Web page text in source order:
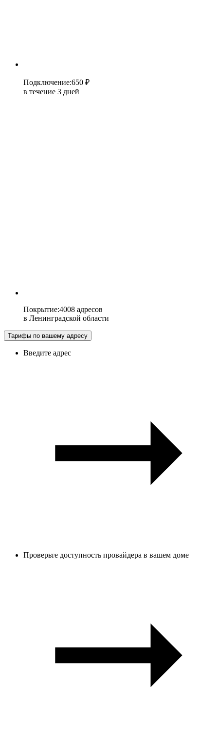
Подключение:650 ₽
в течение 3 дней
Покрытие:4008 адресов
в Ленинградской области
Тарифы по вашему адресу
Введите адрес
Проверьте доступность провайдера в вашем доме